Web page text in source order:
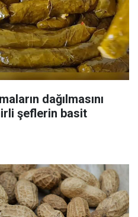
dağılmasını
şeflerin basit